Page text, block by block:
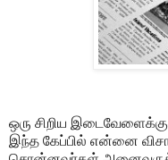
ஒரு சிறிய
இந்த கேப்பில் என்னை